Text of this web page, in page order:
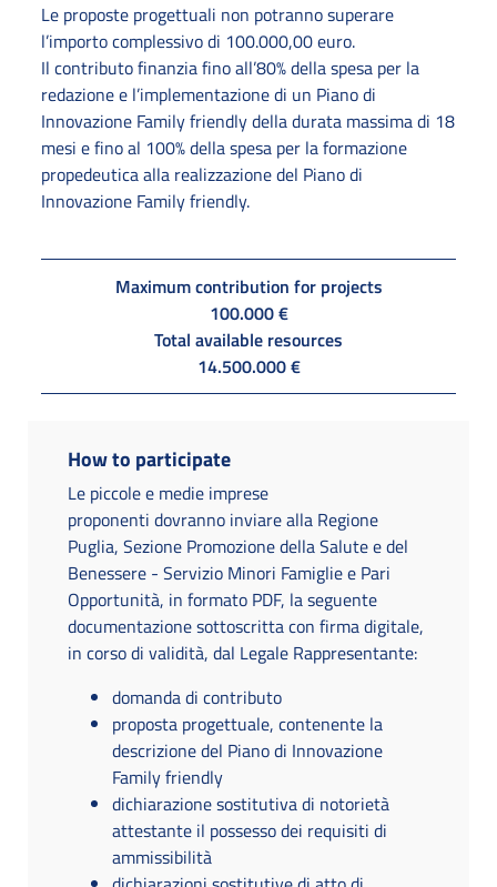
Le proposte progettuali non potranno superare
l’importo complessivo di 100.000,00 euro.
Il contributo finanzia fino all’80% della spesa per la
redazione e l’implementazione di un Piano di
Innovazione Family friendly della durata massima di 18
mesi e fino al 100% della spesa per la formazione
propedeutica alla realizzazione del Piano di
Innovazione Family friendly.
Maximum contribution for projects
100.000 €
Total available resources
14.500.000 €
How to participate
Le piccole e medie imprese
proponenti dovranno inviare alla Regione
Puglia, Sezione Promozione della Salute e del
Benessere - Servizio Minori Famiglie e Pari
Opportunità, in formato PDF, la seguente
documentazione sottoscritta con firma digitale,
in corso di validità, dal Legale Rappresentante:
domanda di contributo
proposta progettuale, contenente la
descrizione del Piano di Innovazione
Family friendly
dichiarazione sostitutiva di notorietà
attestante il possesso dei requisiti di
ammissibilità